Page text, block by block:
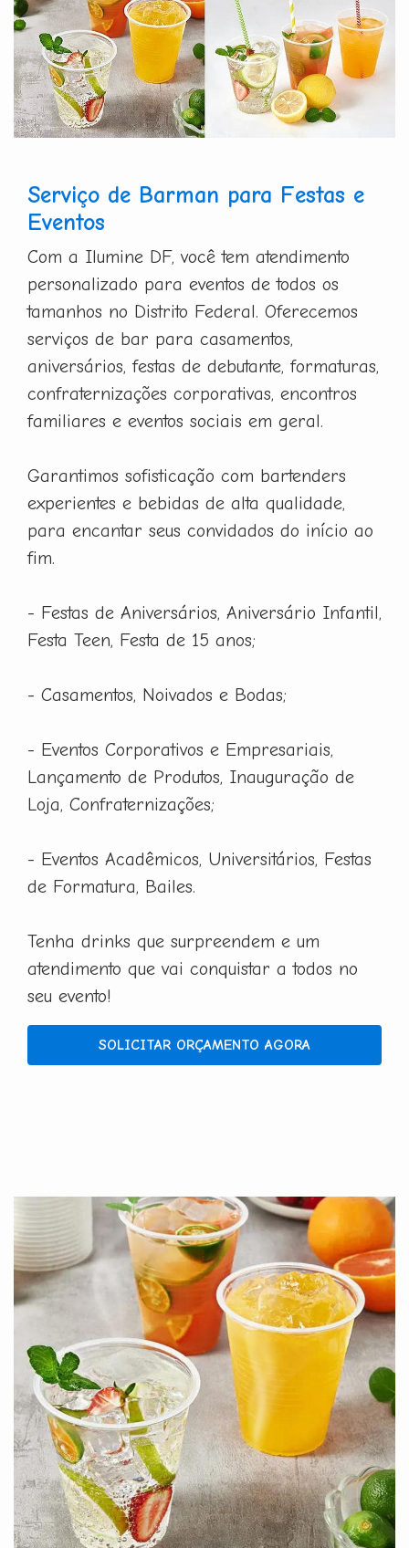
Serviço de Barman para Festas e
Eventos
Com a Ilumine DF, você tem atendimento
personalizado para eventos de todos os
tamanhos no Distrito Federal. Oferecemos
serviços de bar para casamentos,
aniversários, festas de debutante, formaturas,
confraternizações corporativas, encontros
familiares e eventos sociais em geral.
Garantimos sofisticação com bartenders
experientes e bebidas de alta qualidade,
para encantar seus convidados do início ao
fim.
- Festas de Aniversários, Aniversário Infantil,
Festa Teen, Festa de 15 anos;
- Casamentos, Noivados e Bodas;
- Eventos Corporativos e Empresariais,
Lançamento de Produtos, Inauguração de
Loja, Confraternizações;
- Eventos Acadêmicos, Universitários, Festas
de Formatura, Bailes.
Tenha drinks que surpreendem e um
atendimento que vai conquistar a todos no
seu evento!
SOLICITAR ORÇAMENTO AGORA